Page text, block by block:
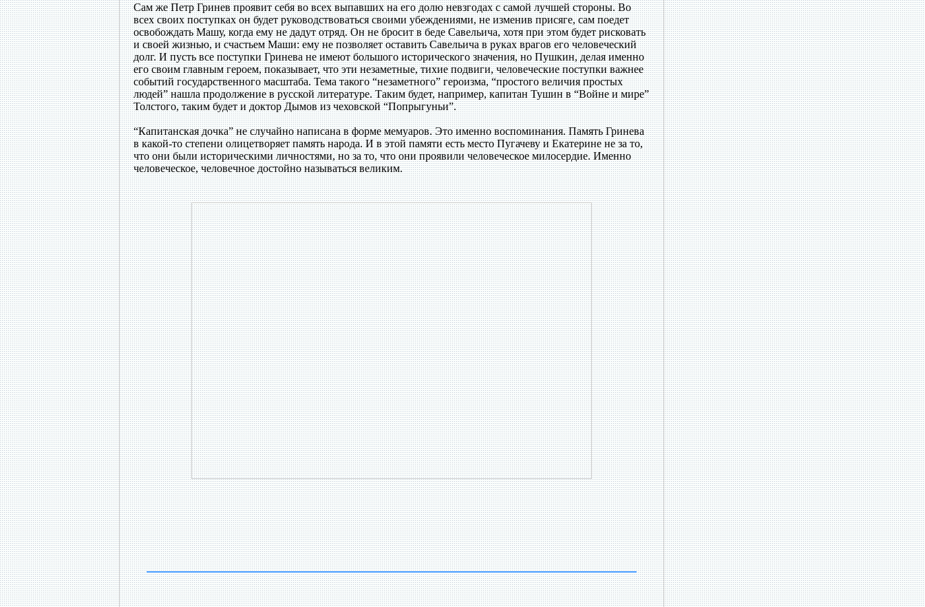
Сам же Петр Гринев проявит себя во всех выпавших на его долю невзгодах с самой лучшей стороны. Во
всех своих поступках он будет руководствоваться своими убеждениями, не изменив присяге, сам поедет
освобождать Машу, когда ему не дадут отряд. Он не бросит в беде Савельича, хотя при этом будет рисковать
и своей жизнью, и счастьем Маши: ему не позволяет оставить Савельича в руках врагов его человеческий
долг. И пусть все поступки Гринева не имеют большого исторического значения, но Пушкин, делая именно
его своим главным героем, показывает, что эти незаметные, тихие подвиги, человеческие поступки важнее
событий государственного масштаба. Тема такого “незаметного” героизма, “простого величия простых
людей” нашла продолжение в русской литературе. Таким будет, например, капитан Тушин в “Войне и мире”
Толстого, таким будет и доктор Дымов из чеховской “Попрыгуньи”.
“Капитанская дочка” не случайно написана в форме мемуаров. Это именно воспоминания. Память Гринева
в какой-то степени олицетворяет память народа. И в этой памяти есть место Пугачеву и Екатерине не за то,
что они были историческими личностями, но за то, что они проявили человеческое милосердие. Именно
человеческое, человечное достойно называться великим.